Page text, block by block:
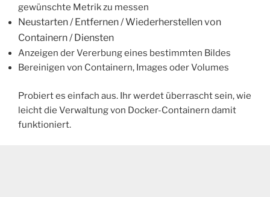
gewünschte Metrik zu messen
Neustarten / Entfernen / Wiederherstellen von
Containern / Diensten
Anzeigen der Vererbung eines bestimmten Bildes
Bereinigen von Containern, Images oder Volumes
Probiert es einfach aus. Ihr werdet überrascht sein, wie
leicht die Verwaltung von Docker-Containern damit
funktioniert.